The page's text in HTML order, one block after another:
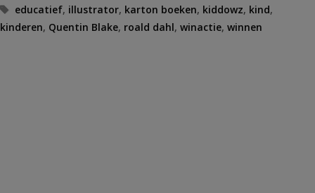
Tags
educatief, illustrator, karton boeken, kiddowz, kind,
kinderen, Quentin Blake, roald dahl, winactie, winnen